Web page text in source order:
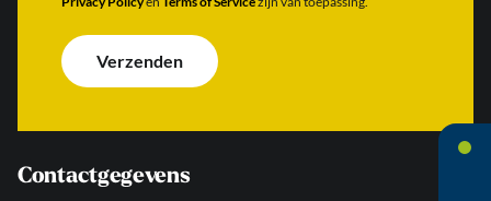
h
e
r
a
*
r
s
*
e
i
c
*
Verzenden
Contactgegevens